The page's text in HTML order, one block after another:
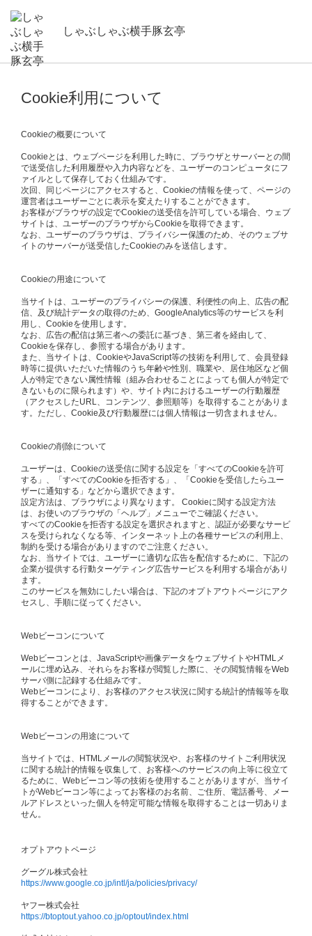
しゃぶしゃぶ横手豚玄亭
Cookie利用について
Cookieの概要について
Cookieとは、ウェブページを利用した時に、ブラウザとサーバーとの間
で送受信した利用履歴や入力内容などを、ユーザーのコンピュータにフ
ァイルとして保存しておく仕組みです。
次回、同じページにアクセスすると、Cookieの情報を使って、ページの
運営者はユーザーごとに表示を変えたりすることができます。
お客様がブラウザの設定でCookieの送受信を許可している場合、ウェブ
サイトは、ユーザーのブラウザからCookieを取得できます。
なお、ユーザーのブラウザは、プライバシー保護のため、そのウェブサ
イトのサーバーが送受信したCookieのみを送信します。
Cookieの用途について
当サイトは、ユーザーのプライバシーの保護、利便性の向上、広告の配
信、及び統計データの取得のため、GoogleAnalytics等のサービスを利
用し、Cookieを使用します。
なお、広告の配信は第三者への委託に基づき、第三者を経由して、
Cookieを保存し、参照する場合があります。
また、当サイトは、CookieやJavaScript等の技術を利用して、会員登録
時等に提供いただいた情報のうち年齢や性別、職業や、居住地区など個
人が特定できない属性情報（組み合わせることによっても個人が特定で
きないものに限られます）や、サイト内におけるユーザーの行動履歴
（アクセスしたURL、コンテンツ、参照順等）を取得することがありま
す。ただし、Cookie及び行動履歴には個人情報は一切含まれません。
Cookieの削除について
ユーザーは、Cookieの送受信に関する設定を「すべてのCookieを許可
する」、「すべてのCookieを拒否する」、「Cookieを受信したらユー
ザーに通知する」などから選択できます。
設定方法は、ブラウザにより異なります。 Cookieに関する設定方法
は、お使いのブラウザの「ヘルプ」メニューでご確認ください。
すべてのCookieを拒否する設定を選択されますと、認証が必要なサービ
スを受けられなくなる等、インターネット上の各種サービスの利用上、
制約を受ける場合がありますのでご注意ください。
なお、当サイトでは、ユーザーに適切な広告を配信するために、下記の
企業が提供する行動ターゲティング広告サービスを利用する場合があり
ます。
このサービスを無効にしたい場合は、下記のオプトアウトページにアク
セスし、手順に従ってください。
Webビーコンについて
Webビーコンとは、JavaScriptや画像データをウェブサイトやHTMLメ
ールに埋め込み、それらをお客様が閲覧した際に、その閲覧情報をWeb
サーバ側に記録する仕組みです。
Webビーコンにより、お客様のアクセス状況に関する統計的情報等を取
得することができます。
Webビーコンの用途について
当サイトでは、HTMLメールの閲覧状況や、お客様のサイトご利用状況
に関する統計的情報を収集して、お客様へのサービスの向上等に役立て
るために、Webビーコン等の技術を使用することがありますが、当サイ
トがWebビーコン等によってお客様のお名前、ご住所、電話番号、メー
ルアドレスといった個人を特定可能な情報を取得することは一切ありま
せん。
オプトアウトページ
グーグル株式会社
https://www.google.co.jp/intl/ja/policies/privacy/
ヤフー株式会社
https://btoptout.yahoo.co.jp/optout/index.html